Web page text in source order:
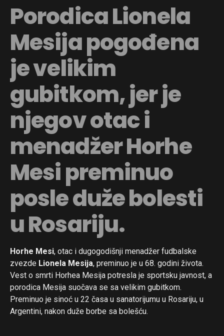
Porodica Lionela
Mesija pogođena
je velikim
gubitkom, jer je
njegov otac i
menadžer Horhe
Mesi preminuo
posle duže bolesti
u Rosariju.
Horhe Mesi, otac i dugogodišnji menadžer fudbalske
zvezde Lionela Mesija, preminuo je u 68. godini života.
Vest o smrti Horhea Mesija potresla je sportsku javnost, a
porodica Mesija suočava se sa velikim gubitkom.
Preminuo je sinoć u 22 časa u sanatorijumu u Rosariju, u
Argentini, nakon duže borbe sa bolešću.